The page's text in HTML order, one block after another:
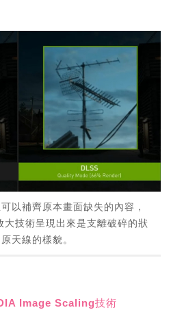
以補齊原本畫面缺失的內容，
技術呈現出來是支離破碎的狀
天線的樣貌。
Image Scaling技術